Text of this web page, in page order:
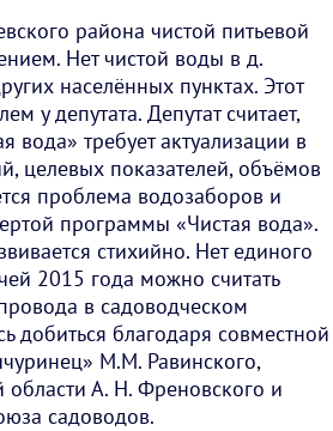
района чистой питьевой
Нет чистой воды в д.
населённых пунктах. Этот
у депутата. Депутат считает,
вода» требует актуализации в
целевых показателей, объёмов
проблема водозаборов и
программы «Чистая вода».
стихийно. Нет единого
2015 года можно считать
в садоводческом
добиться благодаря совместной
М.М. Равинского,
А. Н. Френовского и
садоводов.